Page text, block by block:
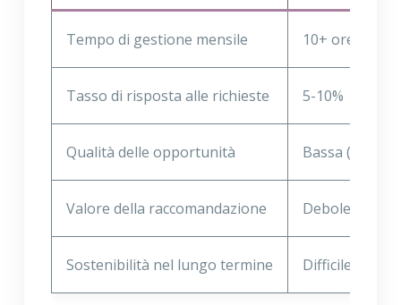
Tempo di gestione mensile 10+ ore
Tasso di risposta alle richieste 5-10%
Qualità delle opportunità Bassa
Valore della raccomandazione Debole
Sostenibilità nel lungo termine Difficile da